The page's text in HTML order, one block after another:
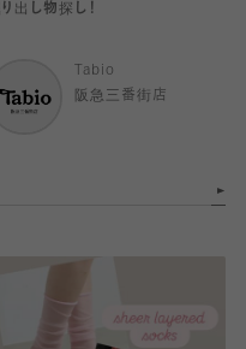
出し物探し！
Tabio
阪急三番街店